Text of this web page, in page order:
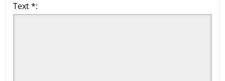
Text *: